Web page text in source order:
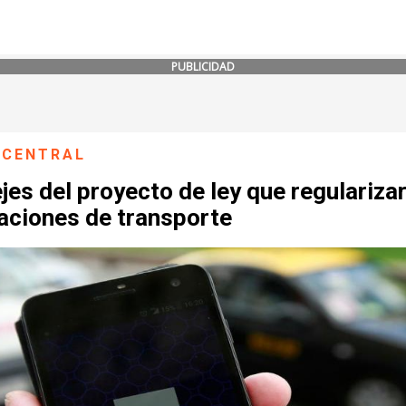
PUBLICIDAD
del proyecto de ley que
de transporte